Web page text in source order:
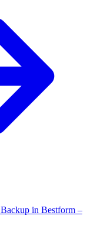
Backup in Bestform –